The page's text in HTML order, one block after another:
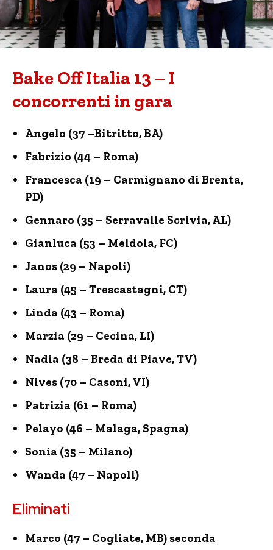
Bake Off Italia 13 – I
concorrenti in gara
Angelo (37 –Bitritto, BA)
Fabrizio (44 – Roma)
Francesca (19 – Carmignano di Brenta,
PD)
Gennaro (35 – Serravalle Scrivia, AL)
Gianluca (53 – Meldola, FC)
Janos (29 – Napoli)
Laura (45 – Trescastagni, CT)
Linda (43 – Roma)
Marzia (29 – Cecina, LI)
Nadia (38 – Breda di Piave, TV)
Nives (70 – Casoni, VI)
Patrizia (61 – Roma)
Pelayo (46 – Malaga, Spagna)
Sonia (35 – Milano)
Wanda (47 – Napoli)
Eliminati
Marco (47 – Cogliate, MB) seconda